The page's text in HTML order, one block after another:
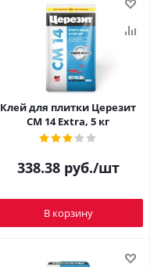
Клей для плитки Церезит
CM 14 Extra, 5 кг
338.38руб./шт
В корзину